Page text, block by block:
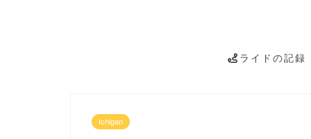
ライドの記録
Ichigan